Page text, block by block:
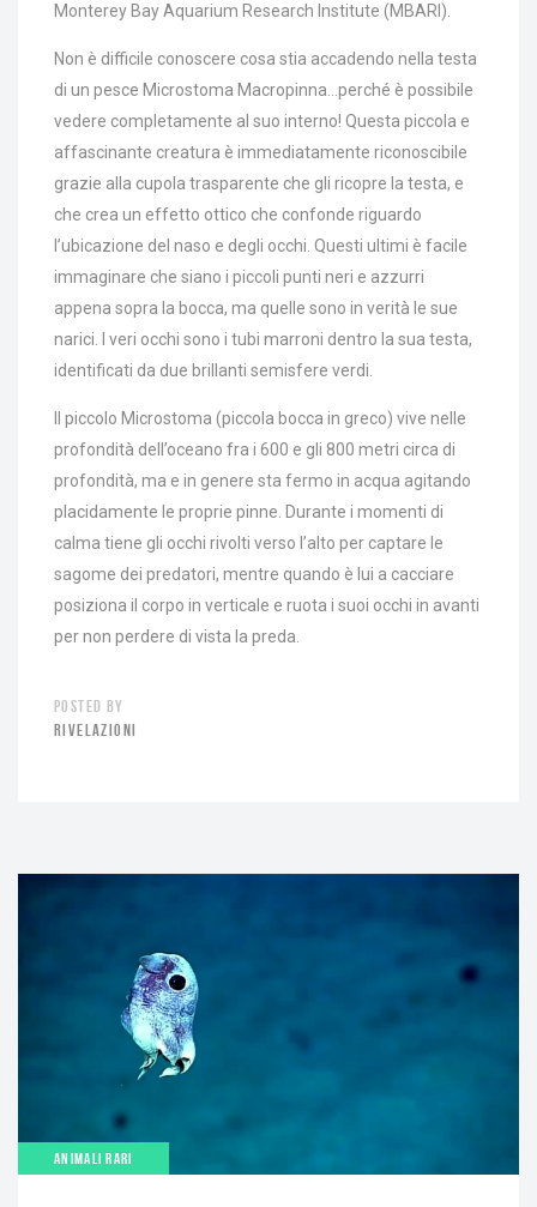
Monterey Bay Aquarium Research Institute (MBARI).
Non è difficile conoscere cosa stia accadendo nella testa
di un pesce Microstoma Macropinna…perché è possibile
vedere completamente al suo interno! Questa piccola e
affascinante creatura è immediatamente riconoscibile
grazie alla cupola trasparente che gli ricopre la testa, e
che crea un effetto ottico che confonde riguardo
l’ubicazione del naso e degli occhi. Questi ultimi è facile
immaginare che siano i piccoli punti neri e azzurri
appena sopra la bocca, ma quelle sono in verità le sue
narici. I veri occhi sono i tubi marroni dentro la sua testa,
identificati da due brillanti semisfere verdi.
Il piccolo Microstoma (piccola bocca in greco) vive nelle
profondità dell’oceano fra i 600 e gli 800 metri circa di
profondità, ma e in genere sta fermo in acqua agitando
placidamente le proprie pinne. Durante i momenti di
calma tiene gli occhi rivolti verso l’alto per captare le
sagome dei predatori, mentre quando è lui a cacciare
posiziona il corpo in verticale e ruota i suoi occhi in avanti
per non perdere di vista la preda.
POSTED BY
RIVELAZIONI
ANIMALI RARI